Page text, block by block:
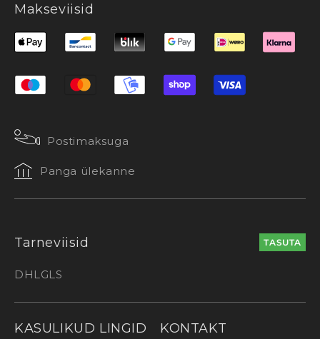
Makseviisid
Postimaksuga
Panga ülekanne
Tarneviisid TASUTA
DHLGLS
KASULIKUD LINGID KONTAKT